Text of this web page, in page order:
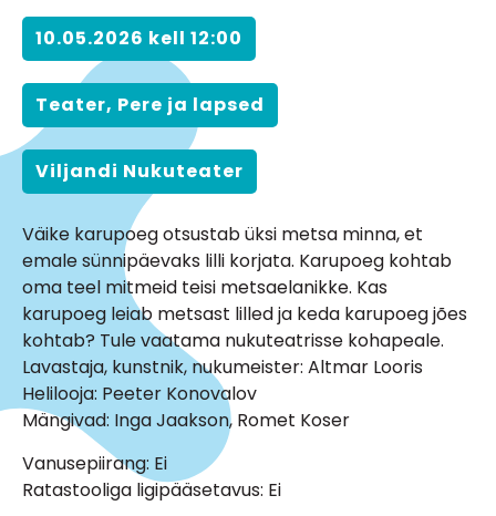
10.05.2026 kell 12:00
Teater, Pere ja lapsed
Viljandi Nukuteater
Väike karupoeg otsustab üksi metsa minna, et
emale sünnipäevaks lilli korjata. Karupoeg kohtab
oma teel mitmeid teisi metsaelanikke. Kas
karupoeg leiab metsast lilled ja keda karupoeg jões
kohtab? Tule vaatama nukuteatrisse kohapeale.
Lavastaja, kunstnik, nukumeister: Altmar Looris
Helilooja: Peeter Konovalov
Mängivad: Inga Jaakson, Romet Koser
Vanusepiirang: Ei
Ratastooliga ligipääsetavus: Ei